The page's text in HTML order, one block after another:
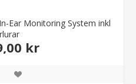
Ear Monitoring System inkl
kr